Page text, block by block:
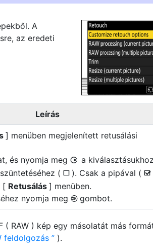
A
az eredeti
Leírás
] menüben megjelenített retusálási
és nyomja meg 2 a
( U ). Csak a pipával ( M
[ Retusálás ] menüben.
nyomja meg J gombot.
( RAW ) kép egy másolatát más
feldolgozás ).